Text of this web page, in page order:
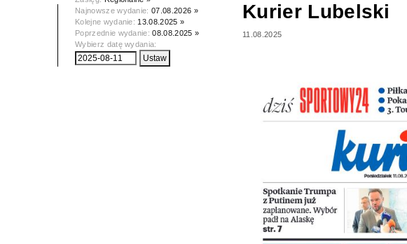
Najnowsze wydanie:07.08.2026 »
Kolejne wydanie: 13.08.2025 »
Poprzednie wydanie:08.08.2025 »
Wybierz datę wydania:
Kurier Lubelski
11.08.2025